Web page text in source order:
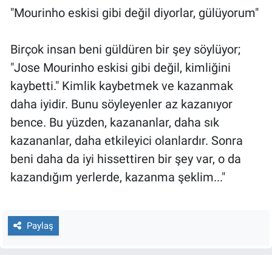
"Mourinho eskisi gibi değil diyorlar, gülüyorum"
Birçok insan beni güldüren bir şey söylüyor;
"Jose Mourinho eskisi gibi değil, kimliğini
kaybetti." Kimlik kaybetmek ve kazanmak
daha iyidir. Bunu söyleyenler az kazanıyor
bence. Bu yüzden, kazananlar, daha sık
kazananlar, daha etkileyici olanlardır. Sonra
beni daha da iyi hissettiren bir şey var, o da
kazandığım yerlerde, kazanma şeklim..."
Paylaş